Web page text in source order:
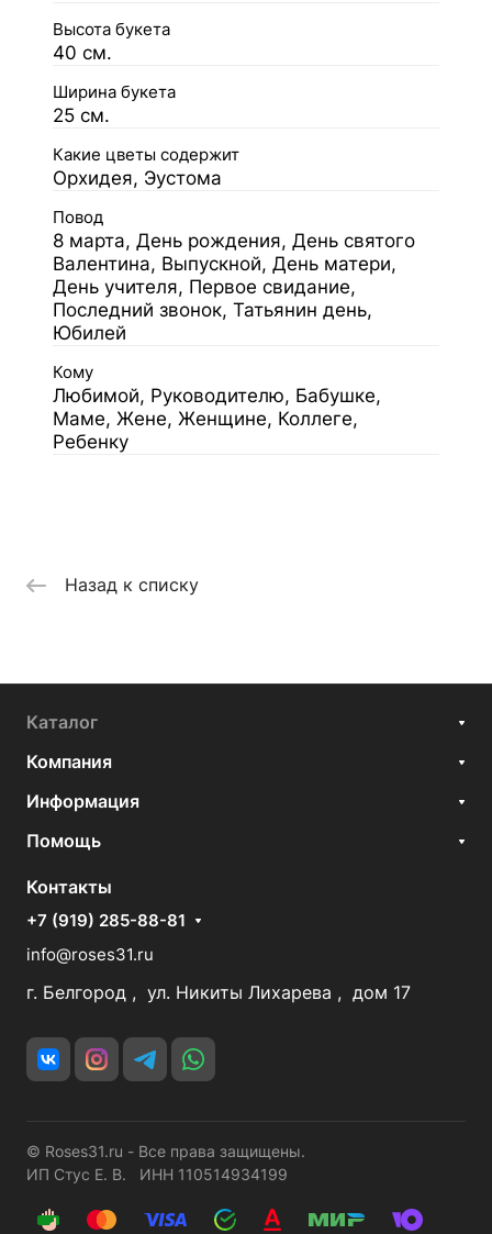
Высота букета
40 см.
Ширина букета
25 см.
Какие цветы содержит
Орхидея, Эустома
Повод
8 марта, День рождения, День святого
Валентина, Выпускной, День матери,
День учителя, Первое свидание,
Последний звонок, Татьянин день,
Юбилей
Кому
Любимой, Руководителю, Бабушке,
Маме, Жене, Женщине, Коллеге,
Ребенку
Назад к списку
Каталог
Компания
Информация
Помощь
Контакты
+7 (919) 285-88-81
info@roses31.ru
г. Белгород , ул. Никиты Лихарева , дом 17
© Roses31.ru - Все права защищены.
ИП Стус Е. В. ИНН 110514934199